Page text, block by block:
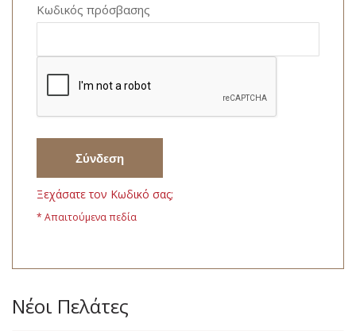
Κωδικός πρόσβασης
Σύνδεση
Ξεχάσατε τον Κωδικό σας;
Νέοι Πελάτες